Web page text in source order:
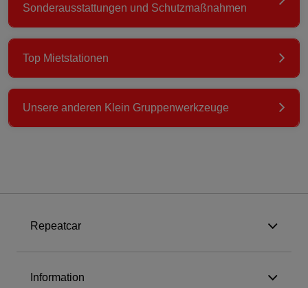
Sonderausstattungen und Schutzmaßnahmen
Top Mietstationen
Unsere anderen Klein Gruppenwerkzeuge
Repeatcar
Information